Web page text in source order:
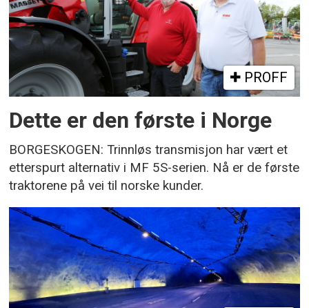
PROFF
Dette er den første i Norge
BORGESKOGEN: Trinnløs transmisjon har vært et
etterspurt alternativ i MF 5S-serien. Nå er de første
traktorene på vei til norske kunder.